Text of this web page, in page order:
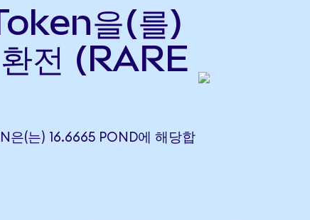
을(를)
전 (RARE
은(는) 16.6665 POND에 해당합